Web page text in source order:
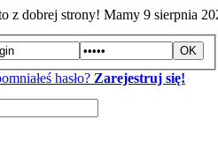
z dobrej strony! Mamy 9 sierpnia
hasło? Zarejestruj się!